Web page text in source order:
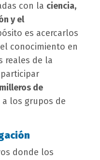
con la ciencia,
y el
es acercarlos
conocimiento en
reales de la
de
los grupos de
donde los